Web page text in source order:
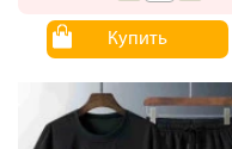
Купить